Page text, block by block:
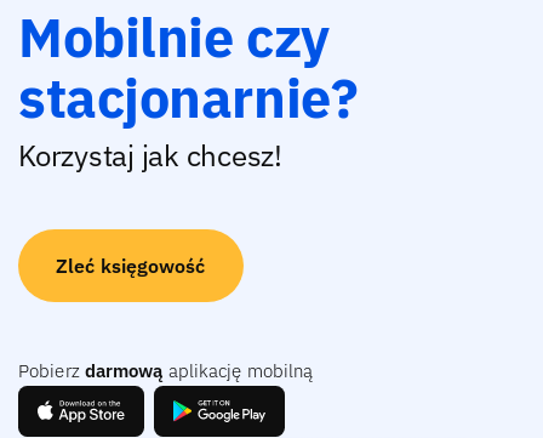
Mobilnie czy
stacjonarnie?
Korzystaj jak chcesz!
Zleć księgowość
Pobierz darmową aplikację mobilną